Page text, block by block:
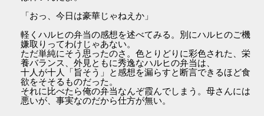
「おっ、今日は豪華じゃねえか」
軽くハルヒの弁当の感想を述べてみる。別にハルヒのご機
嫌取りってわけじゃあない。
ただ単純にそう思ったのさ。色とりどりに彩色された、栄
養バランス、外見ともに秀逸なハルヒの弁当は、
十人が十人「旨そう」と感想を漏らすと断言できるほど食
欲をそそるものだった。
それに比べたら俺の弁当なんぞ霞んでしまう。母さんには
悪いが、事実なのだから仕方が無い。